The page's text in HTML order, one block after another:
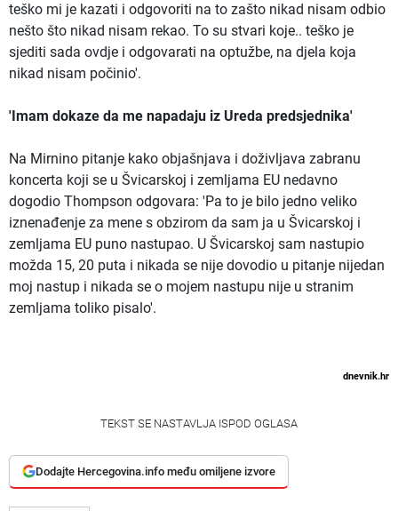
teško mi je kazati i odgovoriti na to zašto nikad nisam odbio
nešto što nikad nisam rekao. To su stvari koje.. teško je
sjediti sada ovdje i odgovarati na optužbe, na djela koja
nikad nisam počinio'.
'Imam dokaze da me napadaju iz Ureda predsjednika'
Na Mirnino pitanje kako objašnjava i doživljava zabranu
koncerta koji se u Švicarskoj i zemljama EU nedavno
dogodio Thompson odgovara: 'Pa to je bilo jedno veliko
iznenađenje za mene s obzirom da sam ja u Švicarskoj i
zemljama EU puno nastupao. U Švicarskoj sam nastupio
možda 15, 20 puta i nikada se nije dovodio u pitanje nijedan
moj nastup i nikada se o mojem nastupu nije u stranim
zemljama toliko pisalo'.
dnevnik.hr
TEKST SE NASTAVLJA ISPOD OGLASA
Dodajte Hercegovina.info među omiljene izvore